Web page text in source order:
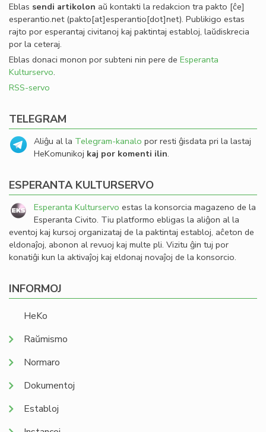
Eblas sendi artikolon aŭ kontakti la redakcion tra pakto [ĉe]
esperantio.net(pakto[at]esperantio[dot]net). Publikigo estas
rajto por esperantaj civitanoj kaj paktintaj establoj, laŭdiskrecia
por la ceteraj.
Eblas donaci monon por subteni nin pere de Esperanta
Kulturservo.
RSS-servo
TELEGRAM
Aliĝu al la Telegram-kanalo por resti ĝisdata pri la lastaj
HeKomunikoj kaj por komenti ilin.
ESPERANTA KULTURSERVO
Esperanta Kulturservo estas la konsorcia magazeno de la
Esperanta Civito. Tiu platformo ebligas la aliĝon al la
eventoj kaj kursoj organizataj de la paktintaj establoj, aĉeton de
eldonaĵoj, abonon al revuoj kaj multe pli. Vizitu ĝin tuj por
konatiĝi kun la aktivaĵoj kaj eldonaj novaĵoj de la konsorcio.
INFORMOJ
HeKo
Raŭmismo
Normaro
Dokumentoj
Establoj